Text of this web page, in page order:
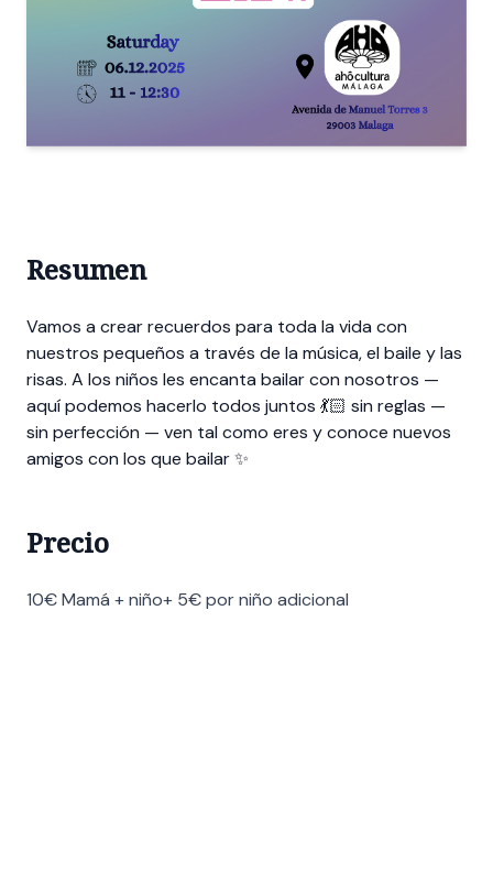
Resumen
Vamos a crear recuerdos para toda la vida con
nuestros pequeños a través de la música, el baile y las
risas. A los niños les encanta bailar con nosotros —
aquí podemos hacerlo todos juntos 💃🏻 sin reglas —
sin perfección — ven tal como eres y conoce nuevos
amigos con los que bailar ✨
Precio
10€ Mamá + niño+ 5€ por niño adicional